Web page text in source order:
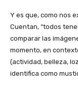
Y es que, como nos
Cuentan, “todos
comparar las
momento, en
(actividad, belleza,
identifica como